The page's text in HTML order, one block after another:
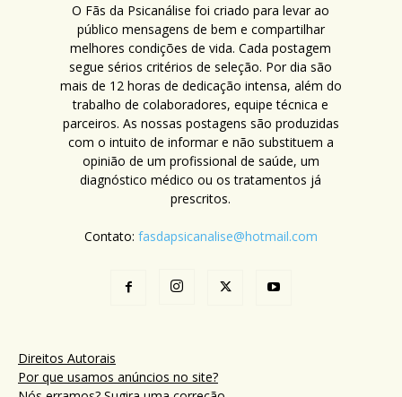
O Fãs da Psicanálise foi criado para levar ao
público mensagens de bem e compartilhar
melhores condições de vida. Cada postagem
segue sérios critérios de seleção. Por dia são
mais de 12 horas de dedicação intensa, além do
trabalho de colaboradores, equipe técnica e
parceiros. As nossas postagens são produzidas
com o intuito de informar e não substituem a
opinião de um profissional de saúde, um
diagnóstico médico ou os tratamentos já
prescritos.
Contato: fasdapsicanalise@hotmail.com
Direitos Autorais
Por que usamos anúncios no site?